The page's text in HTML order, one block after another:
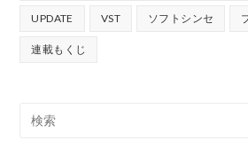
UPDATE VST ソフトシンセ
連載もくじ